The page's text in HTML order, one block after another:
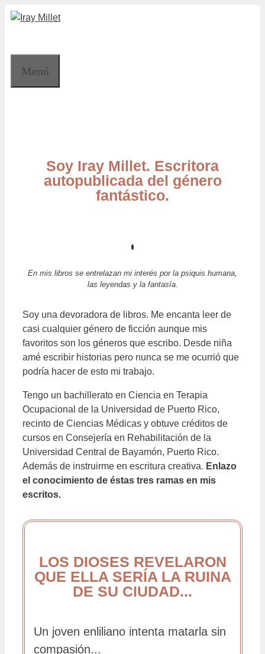
Saltar
Menú
Soy Iray Millet. Escritora
autopublicada del género
fantástico.
En mis libros se entrelazan mi interés por la psiquis humana,
las leyendas y la fantasía.
Soy una devoradora de libros. Me encanta leer de
casi cualquier género de ficción aunque mis
favoritos son los géneros que escribo. Desde niña
amé escribir historias pero nunca se me ocurrió que
podría hacer de esto mi trabajo.
Tengo un bachillerato en Ciencia en Terapia
Ocupacional de la Universidad de Puerto Rico,
recinto de Ciencias Médicas y obtuve créditos de
cursos en Consejería en Rehabilitación de la
Universidad Central de Bayamón, Puerto Rico.
Además de instruirme en escritura creativa. Enlazo
el conocimiento de éstas tres ramas en mis
escritos.
LOS DIOSES REVELARON
QUE ELLA SERÍA LA RUINA
DE SU CIUDAD...
Un joven enliliano intenta matarla sin
compasión...